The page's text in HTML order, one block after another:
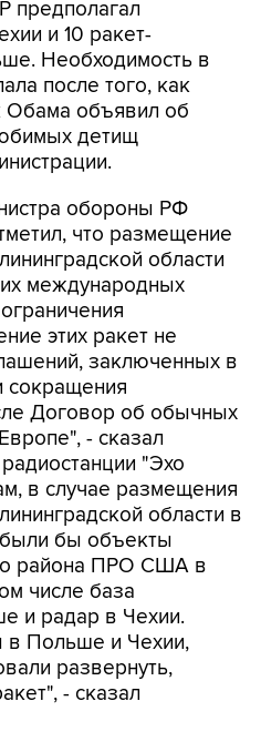
предполагал
и 10 ракет-
Необходимость в
после того, как
объявил об
детищ
обороны РФ
что размещение
области
международных
этих ракет не
заключенных в
сокращения
Договор об обычных
- сказал
"Эхо
в случае размещения
области в
были бы объекты
района ПРО США в
числе база
и радар в Чехии.
Польше и Чехии,
развернуть,
- сказал